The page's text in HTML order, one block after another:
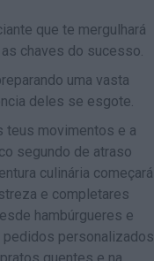
que te mergulhará
chaves do sucesso.
uma vasta
deles se esgote.
teus movimentos e a
segundo de atraso
culinária começará
e completares
hambúrgueres e
personalizados